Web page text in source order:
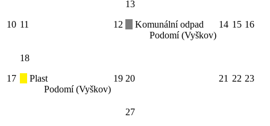
10 11 12
13
Komunální odpad
Podomí (Vyškov)
14 15 16
17
18
Plast
Podomí (Vyškov)
19 20 21 22 23
27